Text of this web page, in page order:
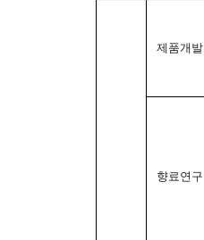
제품개발
향료연구